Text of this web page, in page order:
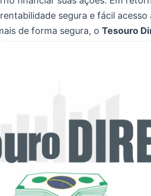
segura e fácil acesso
de forma segura, o Tesouro